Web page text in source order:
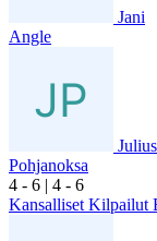
Jani
Angle
Julius
Pohjanoksa
4 - 6 | 4 - 6
Kansalliset Kilpailut